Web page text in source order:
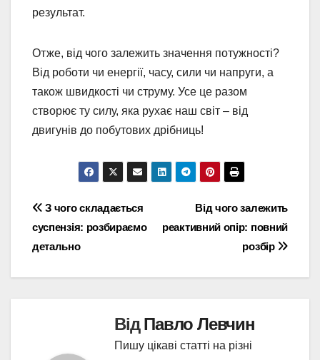
результат.
Отже, від чого залежить значення потужності?
Від роботи чи енергії, часу, сили чи напруги, а
також швидкості чи струму. Усе це разом
створює ту силу, яка рухає наш світ – від
двигунів до побутових дрібниць!
Навігація
записів
Від чого залежить
реактивний опір: повний
розбір
З чого складається
суспензія: розбираємо
детально
ВідПавло Левчин
Пишу цікаві статті на різні